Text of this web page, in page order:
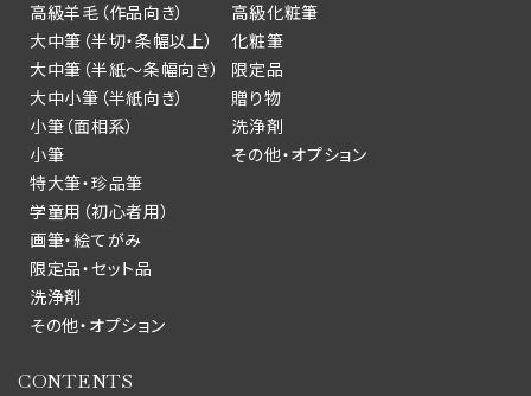
高級羊毛（作品向き）
大中筆（半切・条幅以上）
大中筆（半紙～条幅向き）
大中小筆（半紙向き）
小筆（面相系）
小筆
特大筆・珍品筆
学童用（初心者用）
画筆・絵てがみ
限定品・セット品
洗浄剤
その他・オプション
高級化粧筆
化粧筆
限定品
贈り物
洗浄剤
その他・オプション
CONTENTS